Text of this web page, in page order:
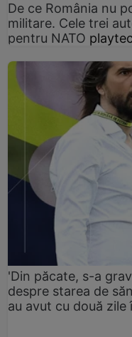
De ce România nu
militare. Cele trei
pentru NATO
'Din păcate, s-a
despre starea de
au avut cu două zile